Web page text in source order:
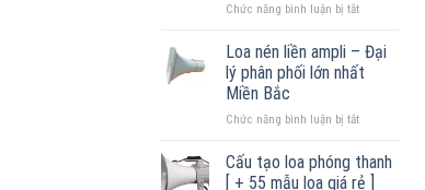
Chức năng bình luận bị tắtở
thông
báo
treo
chính
giá
tốt
Loa nén liền ampli – Đại
lý phân phối lớn nhất
Miền Bắc
Chức năng bình luận bị tắtở
nén
liền
Cấu tạo loa phóng thanh
[ + 55 mẫu loa giá rẻ ]